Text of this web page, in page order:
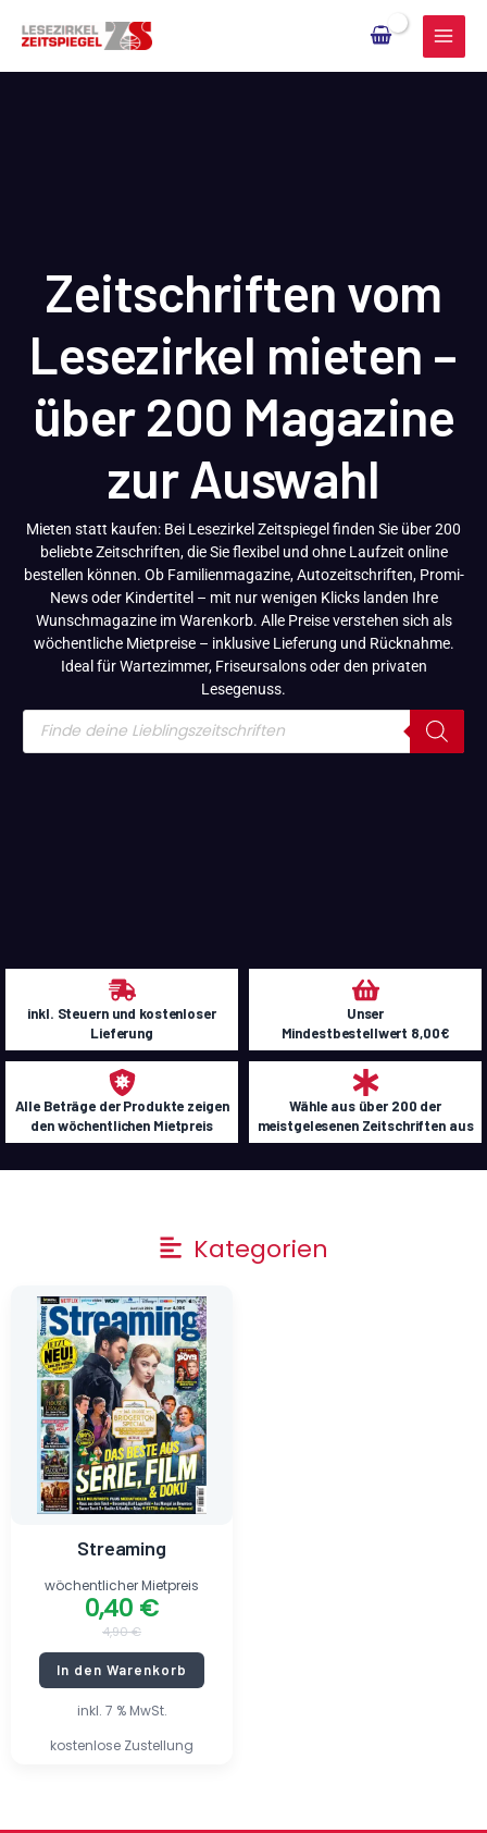
Inhalt
Zeitschriften vom
Lesezirkel mieten –
über 200 Magazine
zur Auswahl
Mieten statt kaufen: Bei Lesezirkel Zeitspiegel finden Sie über 200
beliebte Zeitschriften, die Sie flexibel und ohne Laufzeit online
bestellen können. Ob Familienmagazine, Autozeitschriften, Promi-
News oder Kindertitel – mit nur wenigen Klicks landen Ihre
Wunschmagazine im Warenkorb. Alle Preise verstehen sich als
wöchentliche Mietpreise – inklusive Lieferung und Rücknahme.
Ideal für Wartezimmer, Friseursalons oder den privaten
Lesegenuss.
Products
search
inkl. Steuern und kostenloser
Lieferung
Unser
Mindestbestellwert 8,00€
Alle Beträge der Produkte zeigen
den wöchentlichen Mietpreis
Wähle aus über 200 der
meistgelesenen Zeitschriften aus
Main
Menu
Kategorien
inkl. 7 % MwSt.
kostenlose Zustellung
Streaming
4,90€
Ursprünglicher
Preis
war:
4,90 €
0,40 €
Aktueller
Preis
ist:
0,40 €.
wöchentlicher Mietpreis
In den Warenkorb